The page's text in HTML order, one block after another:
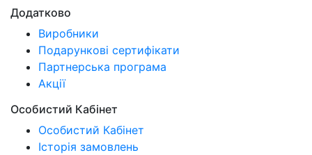
Додатково
Виробники
Подарункові сертифікати
Партнерська програма
Акції
Особистий Кабінет
Особистий Кабінет
Історія замовлень